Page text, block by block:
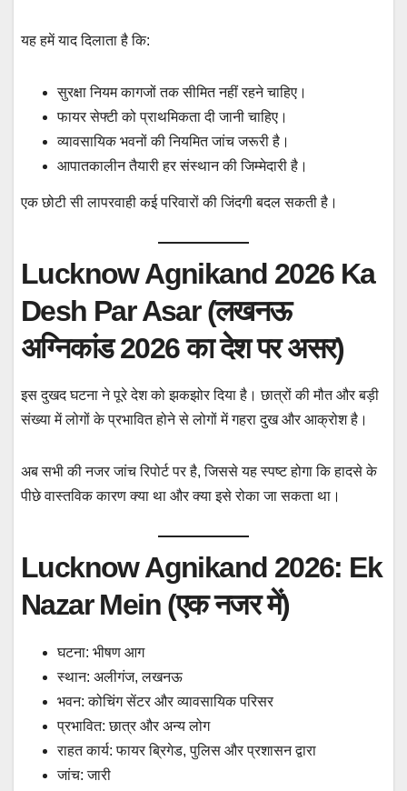
यह हमें याद दिलाता है कि:
सुरक्षा नियम कागजों तक सीमित नहीं रहने चाहिए।
फायर सेफ्टी को प्राथमिकता दी जानी चाहिए।
व्यावसायिक भवनों की नियमित जांच जरूरी है।
आपातकालीन तैयारी हर संस्थान की जिम्मेदारी है।
एक छोटी सी लापरवाही कई परिवारों की जिंदगी बदल सकती है।
Lucknow Agnikand 2026 Ka
Desh Par Asar (लखनऊ
अग्निकांड 2026 का देश पर असर)
इस दुखद घटना ने पूरे देश को झकझोर दिया है। छात्रों की मौत और बड़ी
संख्या में लोगों के प्रभावित होने से लोगों में गहरा दुख और आक्रोश है।
अब सभी की नजर जांच रिपोर्ट पर है, जिससे यह स्पष्ट होगा कि हादसे के
पीछे वास्तविक कारण क्या था और क्या इसे रोका जा सकता था।
Lucknow Agnikand 2026: Ek
Nazar Mein (एक नजर में)
घटना: भीषण आग
स्थान: अलीगंज, लखनऊ
भवन: कोचिंग सेंटर और व्यावसायिक परिसर
प्रभावित: छात्र और अन्य लोग
राहत कार्य: फायर ब्रिगेड, पुलिस और प्रशासन द्वारा
जांच: जारी